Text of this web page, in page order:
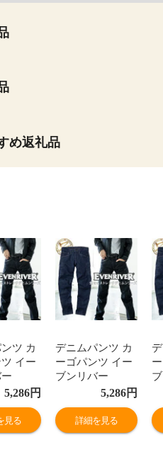
め返礼品
ツ カ
イー
ジ
ークパ
ッチ
れ 人気
5,286円
見る
デニムパンツ カ
ーゴパンツ イー
ブンリバー
EVENRIVER ジ
ーパン ワークパ
ンツ ストレッチ
綿 おしゃれ 人気
5,286円
詳細を見る